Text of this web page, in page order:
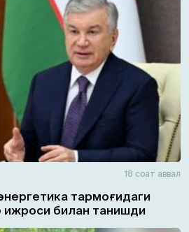
18 соат аввал
тармоғидаги
ижроси билан танишди